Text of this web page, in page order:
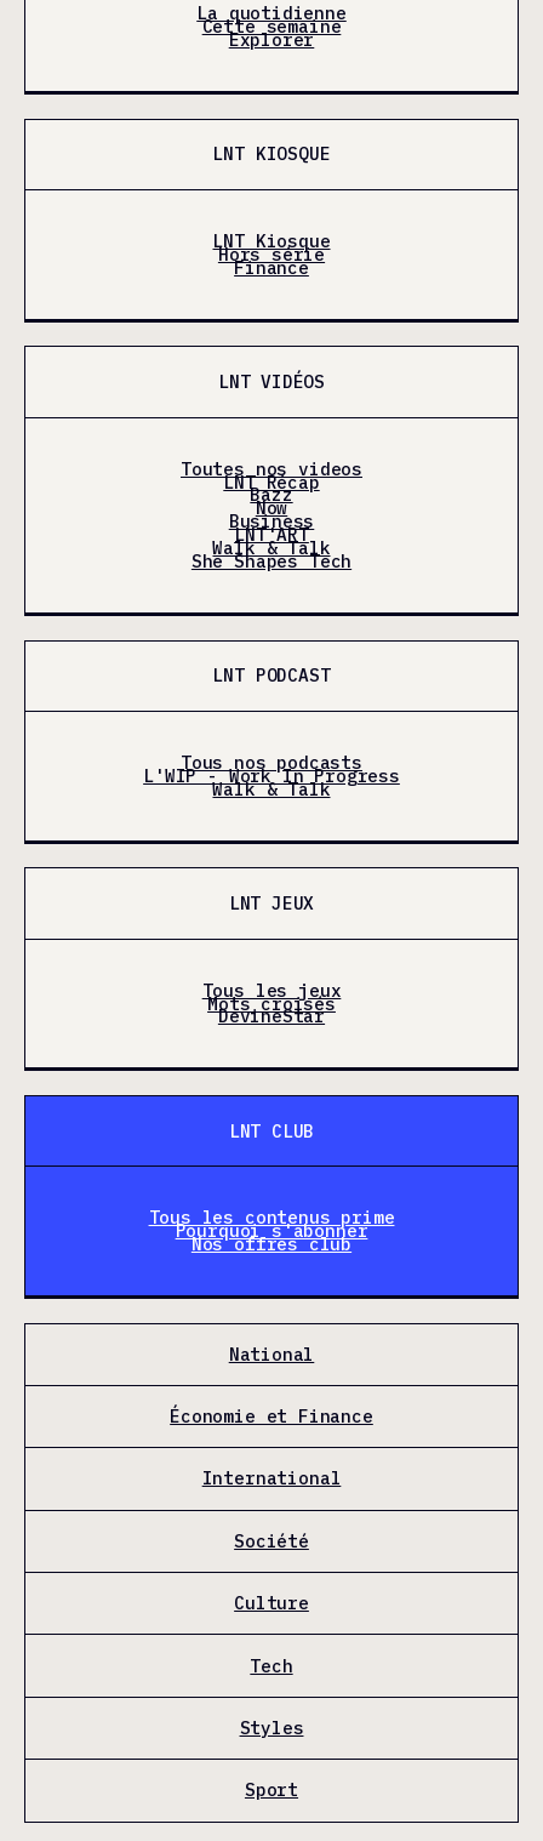
La quotidienne
Cette semaine
Explorer
LNT KIOSQUE
LNT Kiosque
Hors série
Finance
LNT VIDÉOS
Toutes nos videos
LNT Récap
Bazz
Now
Business
LNT'ART
Walk & Talk
She Shapes Tech
LNT PODCAST
Tous nos podcasts
L'WIP - Work In Progress
Walk & Talk
LNT JEUX
Tous les jeux
Mots croisés
DevineStar
LNT CLUB
Tous les contenus prime
Pourquoi s'abonner
Nos offres club
National
Économie et Finance
International
Société
Culture
Tech
Styles
Sport